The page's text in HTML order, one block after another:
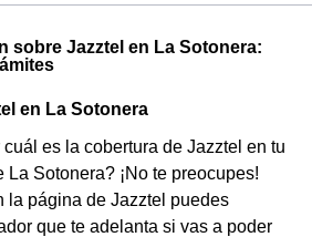
sobre Jazztel en La Sotonera:
en La Sotonera
es la cobertura de Jazztel en tu
Sotonera? ¡No te preocupes!
la página de Jazztel puedes
que te adelanta si vas a poder